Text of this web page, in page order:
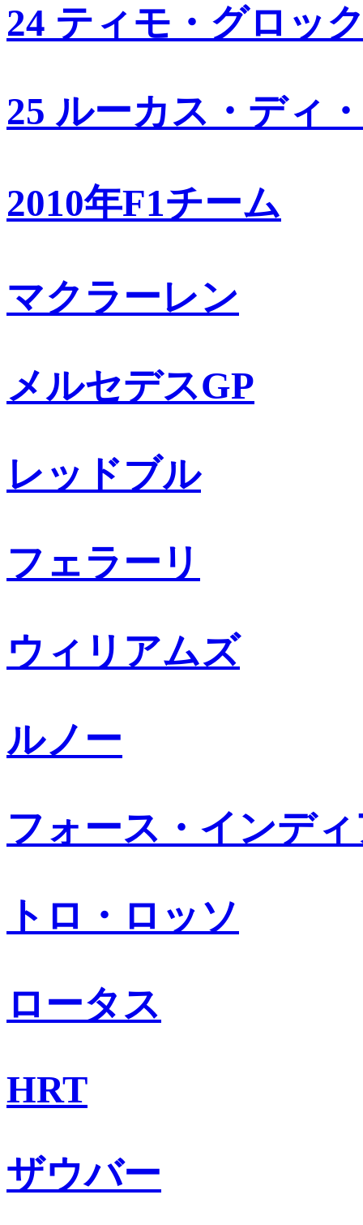
24 ティモ・グロッ
25 ルーカス・ディ
2010年F1チーム
マクラーレン
メルセデスGP
レッドブル
フェラーリ
ウィリアムズ
ルノー
フォース・インデ
トロ・ロッソ
ロータス
HRT
ザウバー